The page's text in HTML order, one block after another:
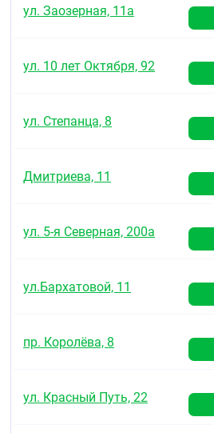
ул. Заозерная, 11а
ул. 10 лет Октября, 92
ул. Степанца, 8
Дмитриева, 11
ул. 5-я Северная, 200а
ул.Бархатовой, 11
пр. Королёва, 8
ул. Красный Путь, 22